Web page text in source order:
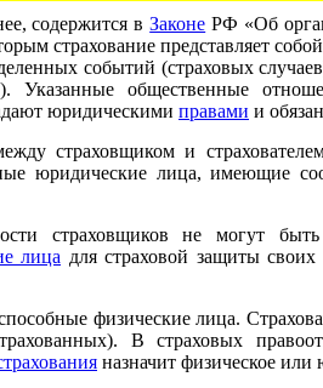
содержится вЗаконе РФ «Об
страхование представляет
событий (страховых
Указанные общественные
юридическими правами и
страховщиком и
юридические лица, имеющие
страховщиков не могут
лица для страховой защиты
физические лица.
В страховых
назначит физическое